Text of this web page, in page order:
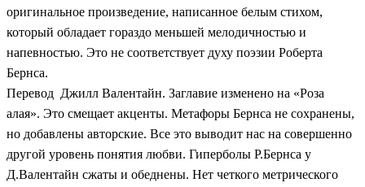
оригинальное произведение, написанное белым стихом,
который обладает гораздо меньшей мелодичностью и
напевностью. Это не соответствует духу поэзии Роберта
Бернса.
Перевод Джилл Валентайн. Заглавие изменено на «Роза
алая». Это смещает акценты. Метафоры Бернса не сохранены,
но добавлены авторские. Все это выводит нас на совершенно
другой уровень понятия любви. Гиперболы Р.Бернса у
Д.Валентайн сжаты и обеднены. Нет четкого метрического